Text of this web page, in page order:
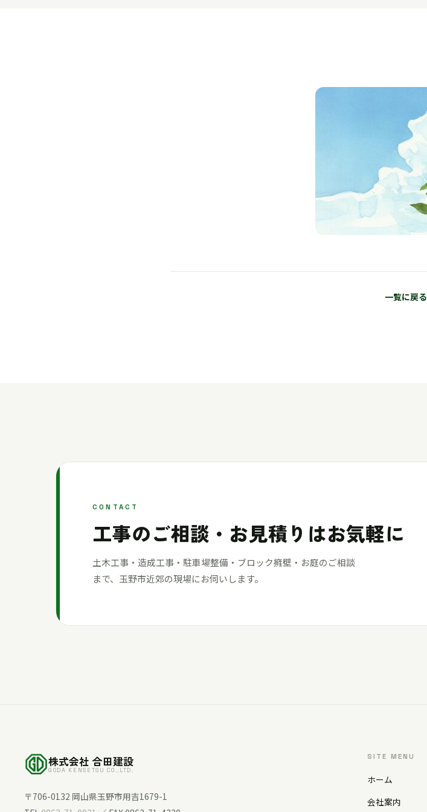
一覧に戻る
CONTACT
工事のご相談・お見積りはお気軽に
土木工事・造成工事・駐車場整備・ブロック擁壁・お庭のご相談
まで、玉野市近郊の現場にお伺いします。
株式会社 合田建設
GODA KENSETSU CO.,LTD.
〒706-0132 岡山県玉野市用吉1679-1
SITE MENU
ホーム
会社案内